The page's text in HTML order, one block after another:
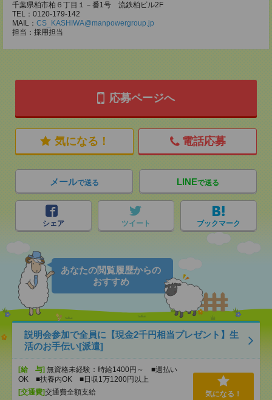
千葉県柏市柏６丁目１－番1号 流鉄柏ビル2F
TEL：0120-179-142
MAIL： CS_KASHIWA@manpowergroup.jp
担当：採用担当
応募ページへ
気になる！ 電話応募
メールで送る LINEで送る
シェア ツイート ブックマーク
あなたの閲覧履歴からの
おすすめ
説明会参加で全員に【現金2千円相当プレゼント】生
活のお手伝い[派遣]
[給 与] 無資格未経験：時給1400円～ ■週払い
OK ■扶養内OK ■日収1万1200円以上
[交通費]交通費全額支給 気になる！